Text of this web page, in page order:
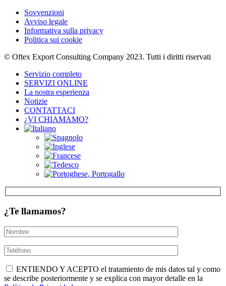
Sovvenzioni
Avviso legale
Informativa sulla privacy
Politica sui cookie
© Oftex Export Consulting Company 2023. Tutti i diritti riservati
Servizio completo
SERVIZI ONLINE
La nostra esperienza
Notizie
CONTATTACI
¿VI CHIAMAMO?
¿Te llamamos?
ENTIENDO Y ACEPTO el tratamiento de mis datos tal y como
se describe posteriormente y se explica con mayor detalle en la